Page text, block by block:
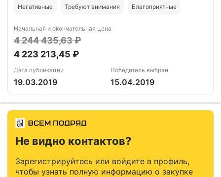
Негативные Требуют внимания Благоприятные
Начальная и окончательная цена
4 244 435,63 ₽
4 223 213,45 ₽
Дата публикации
19.03.2019
Победитель выбран
15.04.2019
Не видно контактов?
Зарегистрируйтесь или войдите в профиль,
чтобы узнать полную информацию о закупке